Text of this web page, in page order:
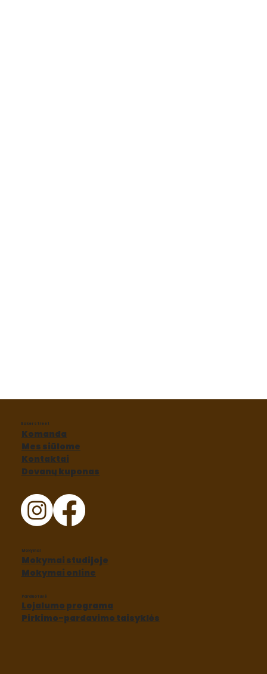
Komanda
Mes siūlome
Kontaktai
Dovanų kuponas
Baker street
Parduotuvė
Lojalumo programa
Pirkimo-pardavimo taisyklės
Mokymai
Mokymai studijoje
Mokymai online